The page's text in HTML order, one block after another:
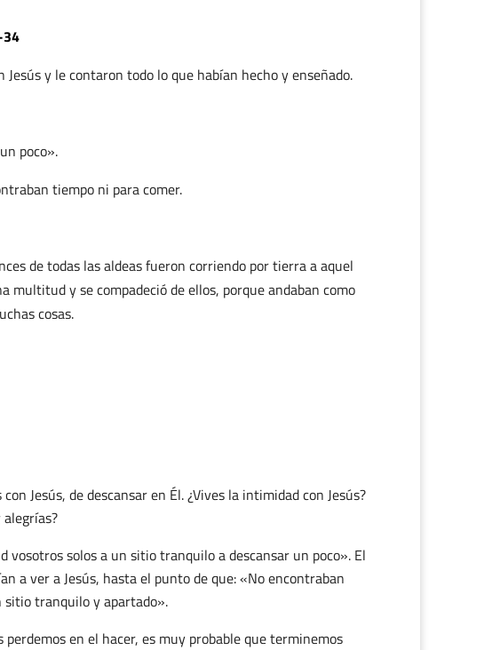
34
y le contaron todo lo que habían hecho y enseñado.
poco».
tiempo ni para comer.
de todas las aldeas fueron corriendo por tierra a aquel
multitud y se compadeció de ellos, porque andaban como
cosas.
Jesús, de descansar en Él. ¿Vives la intimidad con Jesús?
vosotros solos a un sitio tranquilo a descansar un poco». El
a ver a Jesús, hasta el punto de que: «No encontraban
sitio tranquilo y apartado».
en el hacer, es muy probable que terminemos